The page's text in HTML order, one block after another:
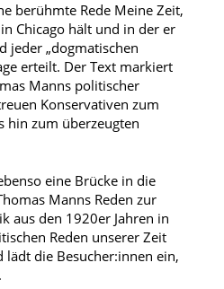
berühmte Rede Meine Zeit,
Chicago hält und in der er
jeder „dogmatischen
erteilt. Der Text markiert
Manns politischer
Konservativen zum
hin zum überzeugten
eine Brücke in die
Manns Reden zur
aus den 1920er Jahren in
Reden unserer Zeit
die Besucher:innen ein,